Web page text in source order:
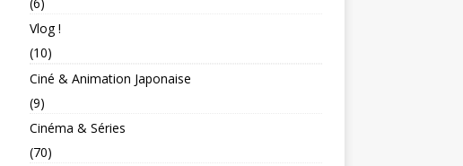
Vlog !
(10)
Ciné & Animation Japonaise
(9)
Cinéma & Séries
(70)